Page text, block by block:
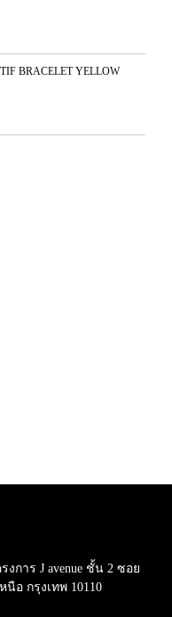
BRACELET YELLOW
รงการ J avenue ชั้น 2 ซอย
อ กรุงเทพ 10110